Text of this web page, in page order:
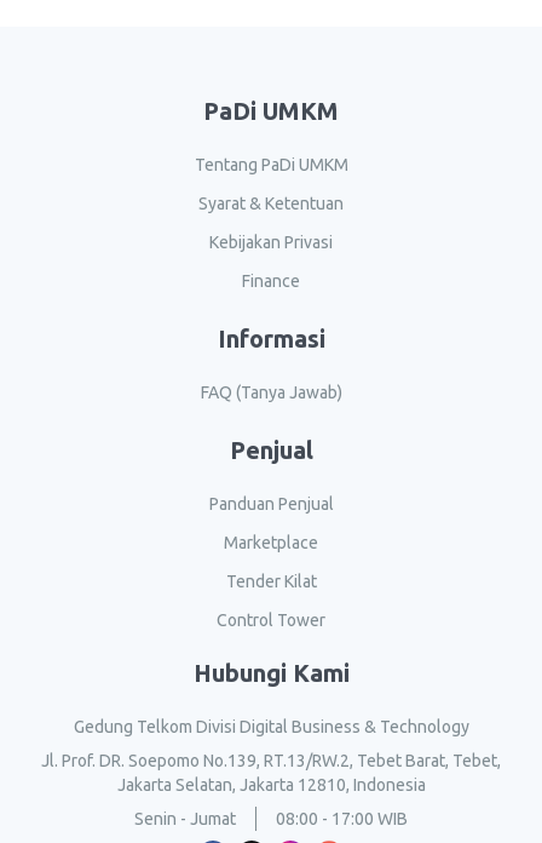
PaDi UMKM
Tentang PaDi UMKM
Syarat & Ketentuan
Kebijakan Privasi
Finance
Informasi
FAQ (Tanya Jawab)
Penjual
Panduan Penjual
Marketplace
Tender Kilat
Control Tower
Hubungi Kami
Gedung Telkom Divisi Digital Business & Technology
Jl. Prof. DR. Soepomo No.139, RT.13/RW.2, Tebet Barat, Tebet,
Jakarta Selatan, Jakarta 12810, Indonesia
Senin - Jumat
08:00 - 17:00 WIB